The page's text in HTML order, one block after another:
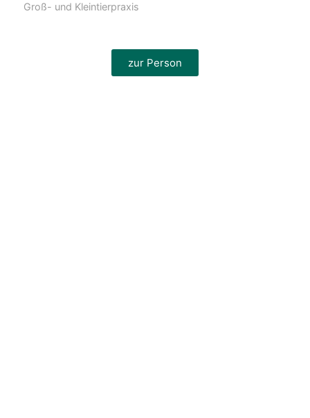
Groß- und Kleintierpraxis
zur Person